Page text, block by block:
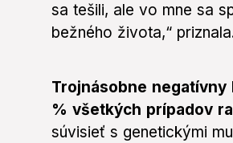
sa tešili, ale vo mne sa
bežného života,“
Trojnásobne
% všetkých prípadov
súvisieť s genetickými